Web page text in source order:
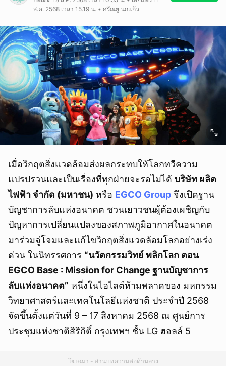
ส.ค. 2568 เวลา 15.19 น. • ศรัณยู นกแก้ว
เมื่อวิกฤตสิ่งแวดล้อมส่งผลกระทบให้โลกทวีความ
แปรปรวนและเป็นเรื่องที่ทุกฝ่ายจะรอไม่ได้ บริษัท ผลิต
ไฟฟ้า จำกัด (มหาชน) หรือ EGCO Group จึงเปิดฐาน
บัญชาการลับแห่งอนาคต ชวนเยาวชนผู้ต้องเผชิญกับ
ปัญหาการเปลี่ยนแปลงของสภาพภูมิอากาศในอนาคต
มาร่วมจู่โจมและแก้ไขวิกฤตสิ่งแวดล้อมโลกอย่างเร่ง
ด่วน ในนิทรรศการ “นวัตกรรมวิทย์ พลิกโลก ตอน
EGCO Base : Mission for Change ฐานบัญชาการ
ลับแห่งอนาคต” หนึ่งในไฮไลต์ห้ามพลาดของ มหกรรม
วิทยาศาสตร์และเทคโนโลยีแห่งชาติ ประจำปี 2568
จัดขึ้นตั้งแต่วันที่ 9 – 17 สิงหาคม 2568 ณ ศูนย์การ
ประชุมแห่งชาติสิริกิติ์ กรุงเทพฯ ชั้น LG ฮอลล์ 5
โฆษณา - อ่านบทความต่อด้านล่าง